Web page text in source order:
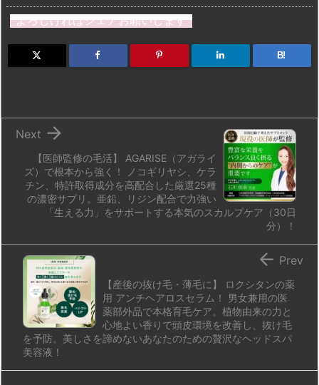
st
o
d
e
s
k
e
a
d
m
bl
r
b
o
ar
n
dr
o
よろしければシェアお願いします
B!
【医師監修の毛活】 AGARISE（アガライ
ズ）で根本から強く！ ノコギリヤシ、ケラ
チン、特許取得成分を高配合した厳選25種
の濃密サプリ。亜鉛、リジン配合で力強い
「生える力」をサポートする本気のスカルプケア（30日
分）！

Next
【産後の抜け毛・薄毛に】 ロクシタンの薬
用 アンチヘアロスセラム！ 男女兼用の医
薬部外品で本格育毛ケア。植物由来の力と
心地よい香りで頭皮環境を改善し、抜け毛
を予防。美しさを諦めないあなたのための贅沢なヘッドスパ
美容液！
 Prev